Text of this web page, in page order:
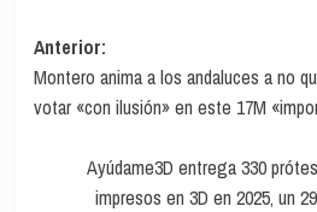
Navegación
de
entradas
Anterior:
Montero anima a los andaluces a no
votar «con ilusión» en este 17M
Ayúdame3D entrega 330
impresos en 3D en 2025, un